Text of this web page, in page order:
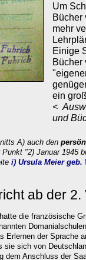
Um
Bücher
mehr
Einige
Bücher
ein
<
und
A) auch den
"2) Januar 1945
i) Ursula Meier geb.
ab der
die französische
Erlernen der Sprache
sie sich von
dem Anschluss der